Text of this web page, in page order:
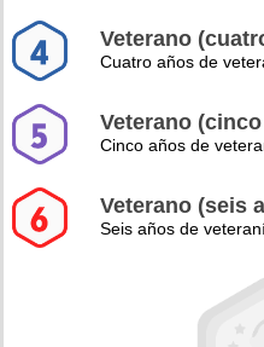
Veterano
Cuatro años de
Veterano
Cinco años de
Veterano (seis
Seis años de